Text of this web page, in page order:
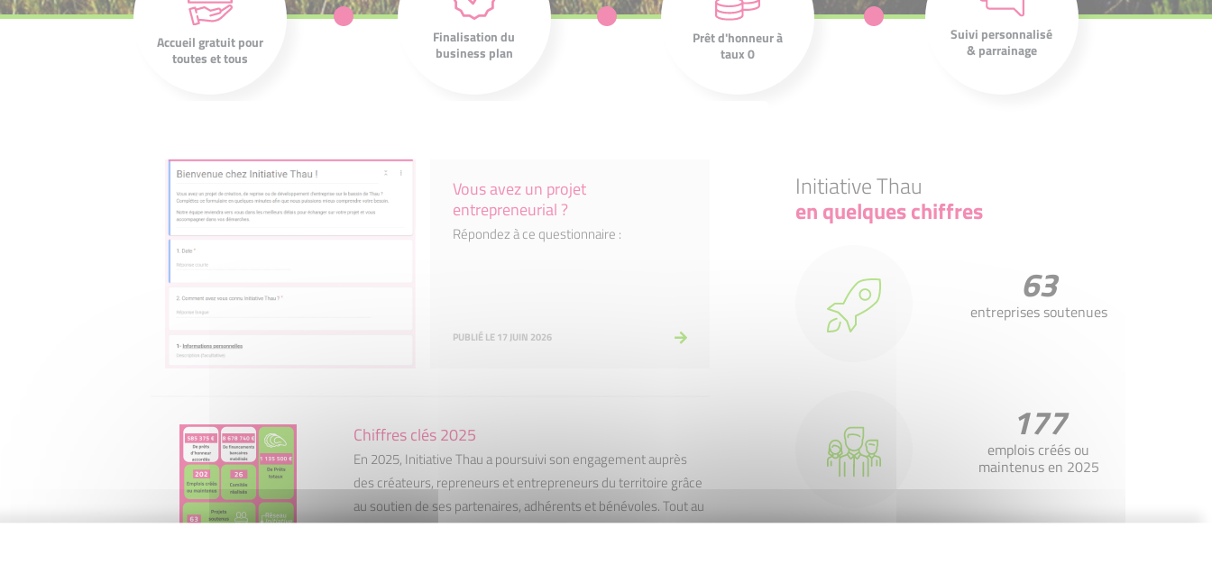
Accueil gratuit pour
toutes et tous
l'écoute de votre
projet et de vos
ambitions.
Finalisation du
business plan
montage de votre
projet et construire
le plan de
financement.
Prêt d'honneur à
taux 0
octroie un prêt
d'honneur d'un
montant moyen de
10 000 €.
Suivi personnalisé
& parrainage
pour favoriser la
croissance de votre
entreprise.
Vous avez un projet
entrepreneurial ?
Répondez à ce questionnaire :
PUBLIÉ LE 17 JUIN 2026
Chiffres clés 2025
En 2025, Initiative Thau a poursuivi son engagement auprès
des créateurs, repreneurs et entrepreneurs du territoire grâce
au soutien de ses partenaires, adhérents et bénévoles. Tout au
long de l’année, l’association a continué d’accompagner les
Initiative Thau
en quelques chiffres
63
entreprises soutenues
177
emplois créés ou
maintenus en 2025